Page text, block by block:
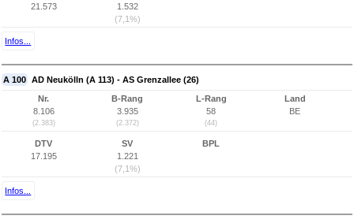
21.573
1.532
(7,1%)
Infos...
A 100 AD Neukölln (A 113) - AS Grenzallee (26)
Nr.
8.106
(2.383)
B-Rang
3.935
(2.372)
L-Rang
58
(44)
Land
BE
DTV
17.195
SV
1.221
(7,1%)
BPL
Infos...